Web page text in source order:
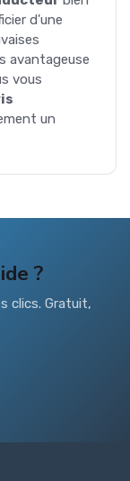
d'une
avantageuse
vous
un
?
clics. Gratuit,